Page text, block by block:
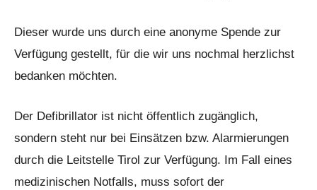
Dieser wurde uns durch eine anonyme Spende zur
Verfügung gestellt, für die wir uns nochmal herzlichst
bedanken möchten.
Der Defibrillator ist nicht öffentlich zugänglich,
sondern steht nur bei Einsätzen bzw. Alarmierungen
durch die Leitstelle Tirol zur Verfügung. Im Fall eines
medizinischen Notfalls, muss sofort der